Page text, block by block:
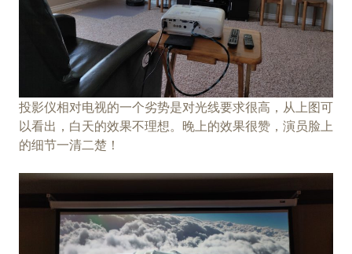
投影仪相对电视的一个劣势是对光线要求很高，从上图可
以看出，白天的效果不理想。晚上的效果很赞，演员脸上
的细节一清二楚！